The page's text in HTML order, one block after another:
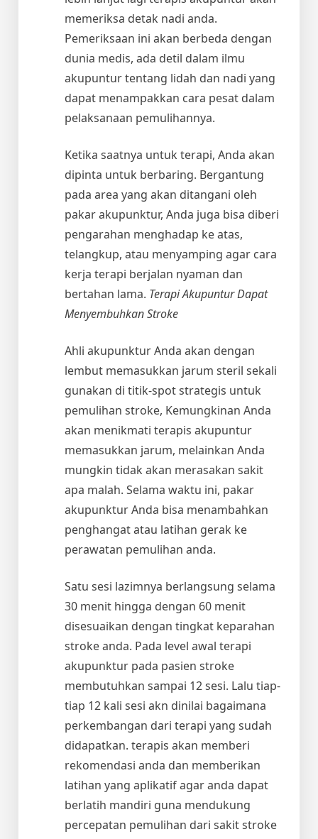
memeriksa detak nadi anda.
Pemeriksaan ini akan berbeda dengan
dunia medis, ada detil dalam ilmu
akupuntur tentang lidah dan nadi yang
dapat menampakkan cara pesat dalam
pelaksanaan pemulihannya.
Ketika saatnya untuk terapi, Anda akan
dipinta untuk berbaring. Bergantung
pada area yang akan ditangani oleh
pakar akupunktur, Anda juga bisa diberi
pengarahan menghadap ke atas,
telangkup, atau menyamping agar cara
kerja terapi berjalan nyaman dan
bertahan lama. Terapi Akupuntur Dapat
Menyembuhkan Stroke
Ahli akupunktur Anda akan dengan
lembut memasukkan jarum steril sekali
gunakan di titik-spot strategis untuk
pemulihan stroke, Kemungkinan Anda
akan menikmati terapis akupuntur
memasukkan jarum, melainkan Anda
mungkin tidak akan merasakan sakit
apa malah. Selama waktu ini, pakar
akupunktur Anda bisa menambahkan
penghangat atau latihan gerak ke
perawatan pemulihan anda.
Satu sesi lazimnya berlangsung selama
30 menit hingga dengan 60 menit
disesuaikan dengan tingkat keparahan
stroke anda. Pada level awal terapi
akupunktur pada pasien stroke
membutuhkan sampai 12 sesi. Lalu tiap-
tiap 12 kali sesi akn dinilai bagaimana
perkembangan dari terapi yang sudah
didapatkan. terapis akan memberi
rekomendasi anda dan memberikan
latihan yang aplikatif agar anda dapat
berlatih mandiri guna mendukung
percepatan pemulihan dari sakit stroke